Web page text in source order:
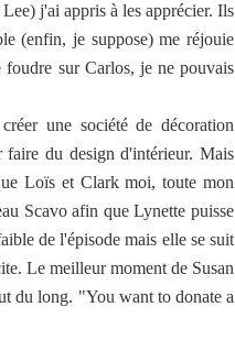
j'ai appris à les apprécier. Ils
(enfin, je suppose) me réjouie
sur Carlos, je ne pouvais
une société de décoration
faire du design d'intérieur. Mais
Loïs et Clark moi, toute mon
Scavo afin que Lynette puisse
de l'épisode mais elle se suit
Le meilleur moment de Susan
du long. "You want to donate a